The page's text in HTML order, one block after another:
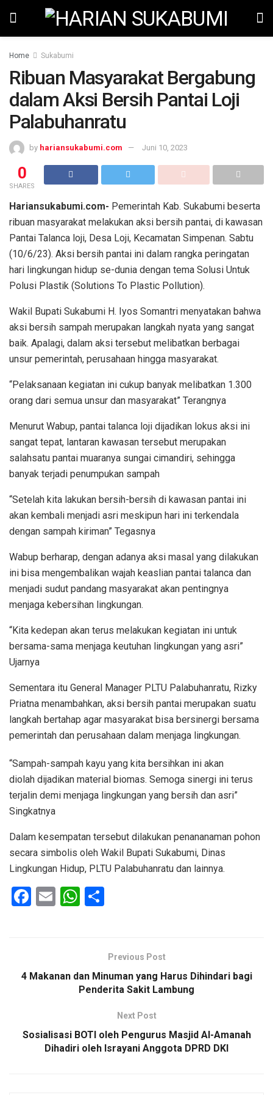
Home Sukabumi
Ribuan Masyarakat Bergabung
dalam Aksi Bersih Pantai Loji
Palabuhanratu
by hariansukabumi.com Juni 10, 2023
0
SHARES
Hariansukabumi.com- Pemerintah Kab. Sukabumi beserta
ribuan masyarakat melakukan aksi bersih pantai, di kawasan
Pantai Talanca loji, Desa Loji, Kecamatan Simpenan. Sabtu
(10/6/23). Aksi bersih pantai ini dalam rangka peringatan
hari lingkungan hidup se-dunia dengan tema Solusi Untuk
Polusi Plastik (Solutions To Plastic Pollution).
Wakil Bupati Sukabumi H. Iyos Somantri menyatakan bahwa
aksi bersih sampah merupakan langkah nyata yang sangat
baik. Apalagi, dalam aksi tersebut melibatkan berbagai
unsur pemerintah, perusahaan hingga masyarakat.
“Pelaksanaan kegiatan ini cukup banyak melibatkan 1.300
orang dari semua unsur dan masyarakat” Terangnya
Menurut Wabup, pantai talanca loji dijadikan lokus aksi ini
sangat tepat, lantaran kawasan tersebut merupakan
salahsatu pantai muaranya sungai cimandiri, sehingga
banyak terjadi penumpukan sampah
“Setelah kita lakukan bersih-bersih di kawasan pantai ini
akan kembali menjadi asri meskipun hari ini terkendala
dengan sampah kiriman” Tegasnya
Wabup berharap, dengan adanya aksi masal yang dilakukan
ini bisa mengembalikan wajah keaslian pantai talanca dan
menjadi sudut pandang masyarakat akan pentingnya
menjaga kebersihan lingkungan.
“Kita kedepan akan terus melakukan kegiatan ini untuk
bersama-sama menjaga keutuhan lingkungan yang asri”
Ujarnya
Sementara itu General Manager PLTU Palabuhanratu, Rizky
Priatna menambahkan, aksi bersih pantai merupakan suatu
langkah bertahap agar masyarakat bisa bersinergi bersama
pemerintah dan perusahaan dalam menjaga lingkungan.
“Sampah-sampah kayu yang kita bersihkan ini akan
diolah dijadikan material biomas. Semoga sinergi ini terus
terjalin demi menjaga lingkungan yang bersih dan asri”
Singkatnya
Dalam kesempatan tersebut dilakukan penananaman pohon
secara simbolis oleh Wakil Bupati Sukabumi, Dinas
Lingkungan Hidup, PLTU Palabuhanratu dan lainnya.
F
o
E
W
A
p
ePrevious Post
4 Makanan dan Minuman yang Harus Dihindari bagi
Penderita Sakit Lambung
Next Post
Sosialisasi BOTI oleh Pengurus Masjid Al-Amanah
Dihadiri oleh Israyani Anggota DPRD DKI